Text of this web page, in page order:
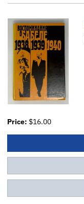
Price: $16.00